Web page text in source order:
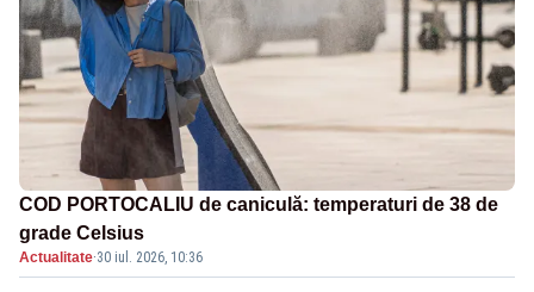
COD PORTOCALIU de caniculă: temperaturi de 38 de
grade Celsius
Actualitate·30 iul. 2026, 10:36